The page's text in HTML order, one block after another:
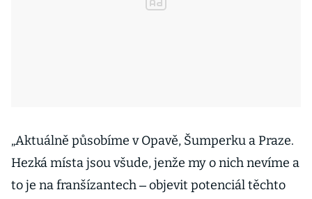
„Aktuálně působíme v Opavě, Šumperku a Praze.
Hezká místa jsou všude, jenže my o nich nevíme a
to je na franšízantech ‒ objevit potenciál těchto